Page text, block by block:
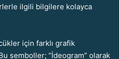
ilgili bilgilere kolayca
için farklı grafik
semboller; “İdeogram” olarak